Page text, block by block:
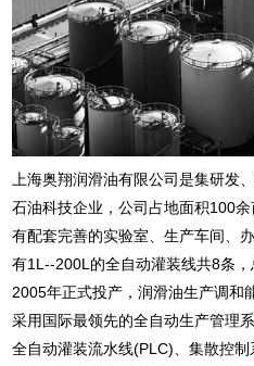
上海奥翔润滑油有限公司是集研发
石油科技企业，公司占地面积100
有配套完善的实验室、生产车间、
有1L--200L的全自动灌装线共8条
2005年正式投产，润滑油生产调和
采用国际最领先的全自动生产管理
全自动灌装流水线(PLC)、集散控